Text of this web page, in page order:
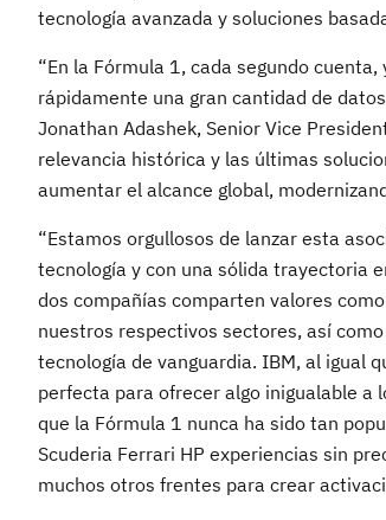
tecnología avanzada y soluciones
“En la Fórmula 1, cada segundo
rápidamente una gran cantidad de
Jonathan Adashek, Senior Vice
relevancia histórica y las últimas
aumentar el alcance global,
“Estamos orgullosos de lanzar esta
tecnología y con una sólida trayectoria
dos compañías comparten valores
nuestros respectivos sectores, así
tecnología de vanguardia. IBM, al igual
perfecta para ofrecer algo inigualable a
que la Fórmula 1 nunca ha sido tan
Scuderia Ferrari HP experiencias sin
muchos otros frentes para crear